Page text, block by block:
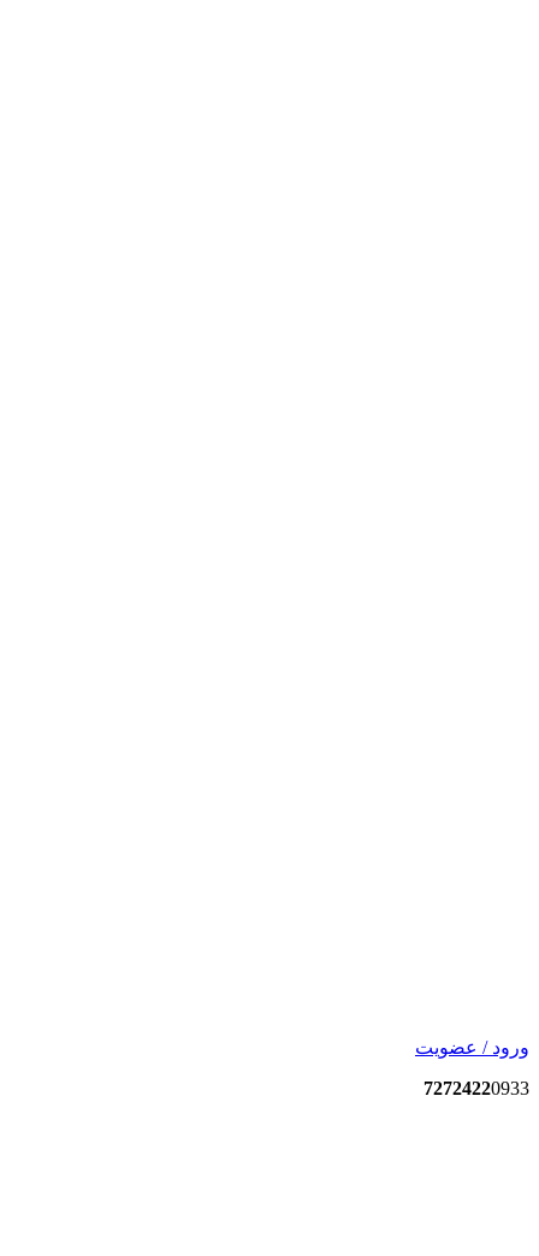
ورود / عضویت
72724220933